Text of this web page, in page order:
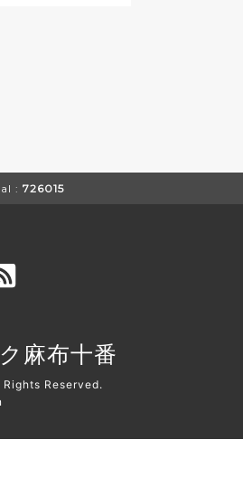
: 726015
麻布十番
Rights Reserved.